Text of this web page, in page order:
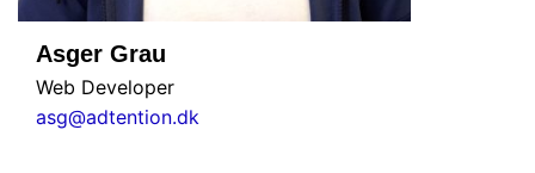
Asger Grau
Web Developer
asg@adtention.dk